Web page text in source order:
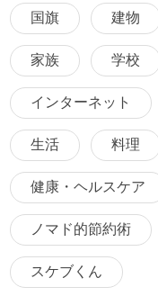
国旗 建物
家族 学校
インターネット
生活 料理
健康・ヘルスケア
ノマド的節約術
スケブくん